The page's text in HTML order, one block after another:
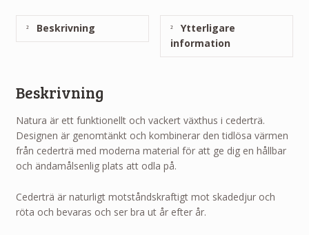
Beskrivning
Ytterligare
information
Beskrivning
Natura är ett funktionellt och vackert växthus i cederträ.
Designen är genomtänkt och kombinerar den tidlösa värmen
från cederträ med moderna material för att ge dig en hållbar
och ändamålsenlig plats att odla på.
Cederträ är naturligt motståndskraftigt mot skadedjur och
röta och bevaras och ser bra ut år efter år.